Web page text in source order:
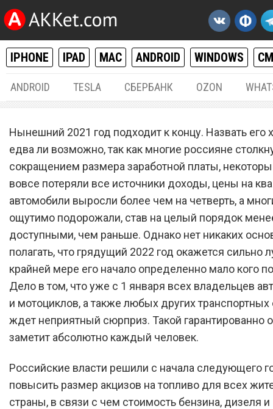
IPHONE IPAD MAC ANDROID WINDOWS
ANDROID TESLA СБЕРБАНК OZON
С 1 января всех
автомобилей ждет
сюрприз
Нынешний 2021 год подходит к концу. Назвать его
едва ли возможно, так как многие россияне
сокращением размера заработной платы,
вовсе потеряли все источники доходы, цены на
автомобили выросли более чем на четверть, а
ощутимо подорожали, став на целый порядок
доступными, чем раньше. Однако нет никаких
полагать, что грядущий 2022 год окажется сильно
крайней мере его начало определенно мало кого
Дело в том, что уже с 1 января всех владельцев
и мотоциклов, а также любых других транспортных
ждет неприятный сюрприз. Такой гарантированно
заметит абсолютно каждый человек.
Российские власти решили с начала следующего
повысить размер акцизов на топливо для всех
страны, в связи с чем стоимость бензина, дизеля и